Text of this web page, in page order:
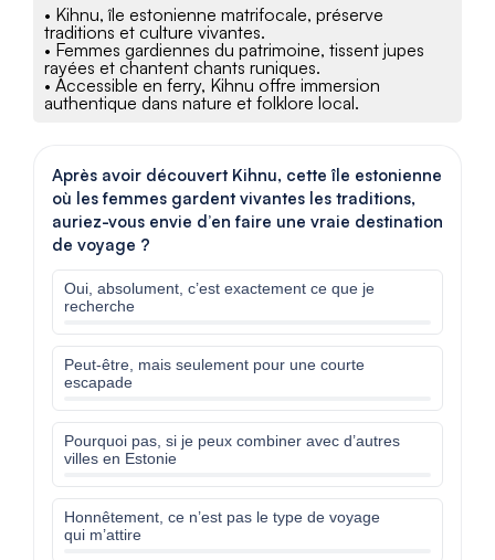
• Kihnu, île estonienne matrifocale, préserve
traditions et culture vivantes.
• Femmes gardiennes du patrimoine, tissent jupes
rayées et chantent chants runiques.
• Accessible en ferry, Kihnu offre immersion
authentique dans nature et folklore local.
Après avoir découvert Kihnu, cette île estonienne
où les femmes gardent vivantes les traditions,
auriez-vous envie d’en faire une vraie destination
de voyage ?
Oui, absolument, c’est exactement ce que je
recherche
Peut-être, mais seulement pour une courte
escapade
Pourquoi pas, si je peux combiner avec d’autres
villes en Estonie
Honnêtement, ce n’est pas le type de voyage
qui m’attire